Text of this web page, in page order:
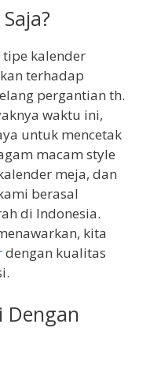
kalender
terhadap
pergantian th.
waktu ini,
untuk mencetak
macam style
meja, dan
berasal
di Indonesia.
kita
dengan kualitas
Dengan